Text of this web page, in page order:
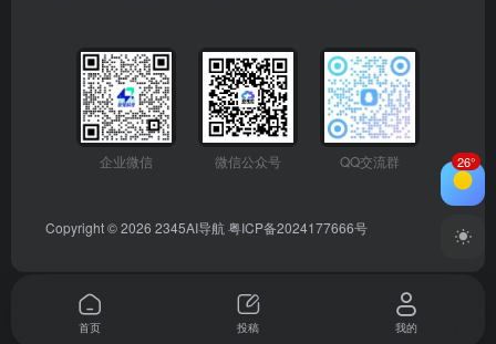
企业微信 微信公众号 QQ交流群
Copyright © 2026 2345AI导航 粤ICP备2024177666号
26°
首页 投稿 我的